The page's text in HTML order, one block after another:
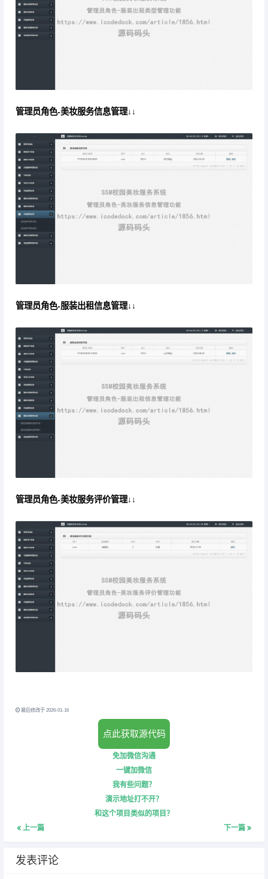
管理员角色-美妆服务信息管理↓↓
管理员角色-服装出租信息管理↓↓
管理员角色-美妆服务评价管理↓↓
最后修改于 2026-01-16
点此获取源代码
免加微信沟通
一键加微信
我有些问题？
演示地址打不开？
和这个项目类似的项目？
上一篇
下一篇
发表评论